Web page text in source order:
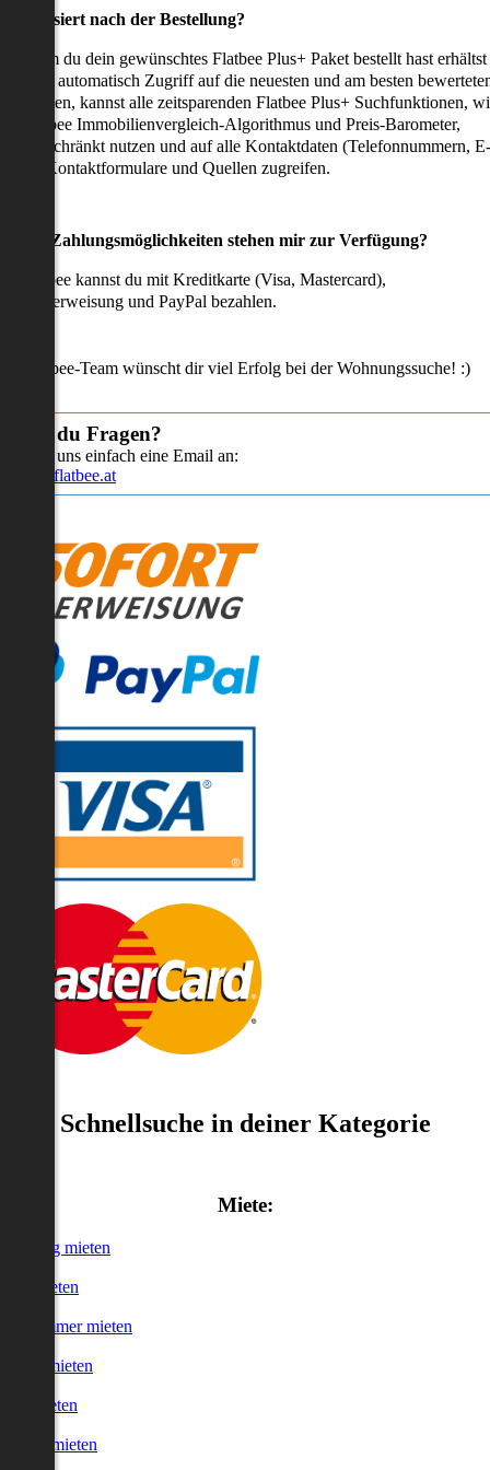
passiert nach der Bestellung?
du dein gewünschtes Flatbee Plus+ Paket bestellt hast erhältst
sofort automatisch Zugriff auf die neuesten und am besten
kannst alle zeitsparenden Flatbee Plus+ Suchfunktionen,
Flatbee Immobilienvergleich-Algorithmus und Preis-Barometer,
nutzen und auf alle Kontaktdaten (Telefonnummern, E-
Kontaktformulare und Quellen zugreifen.
Zahlungsmöglichkeiten stehen mir zur Verfügung?
Flatbee kannst du mit Kreditkarte (Visa, Mastercard),
und PayPal bezahlen.
Flatbee-Team wünscht dir viel Erfolg bei der Wohnungssuche! :)
Hast du Fragen?
Sende uns einfach eine Email an:
info@flatbee.at
Schnellsuche in deiner Kategorie
Miete:
mieten
mieten
Zimmer mieten
mieten
mieten